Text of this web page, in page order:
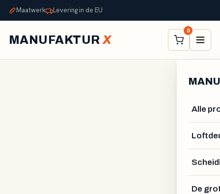
Maatwerk Levering in de EU
MANUFAKTURX
0
Alle
De